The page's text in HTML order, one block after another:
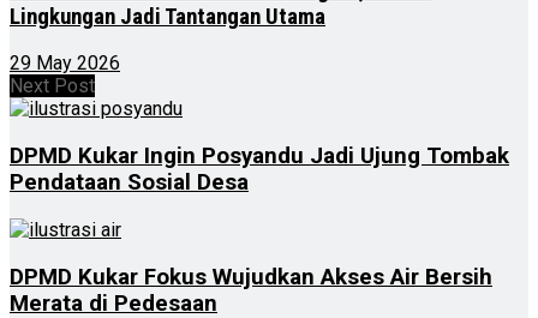
Lingkungan Jadi Tantangan Utama
29 May 2026
Next Post
DPMD Kukar Ingin Posyandu Jadi Ujung Tombak
Pendataan Sosial Desa
DPMD Kukar Fokus Wujudkan Akses Air Bersih
Merata di Pedesaan